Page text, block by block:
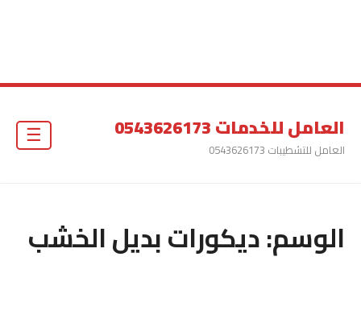
العامل للخدمات 0543626173
العامل للتشطيبات 0543626173
الوسم:ديكورات بديل الخشب